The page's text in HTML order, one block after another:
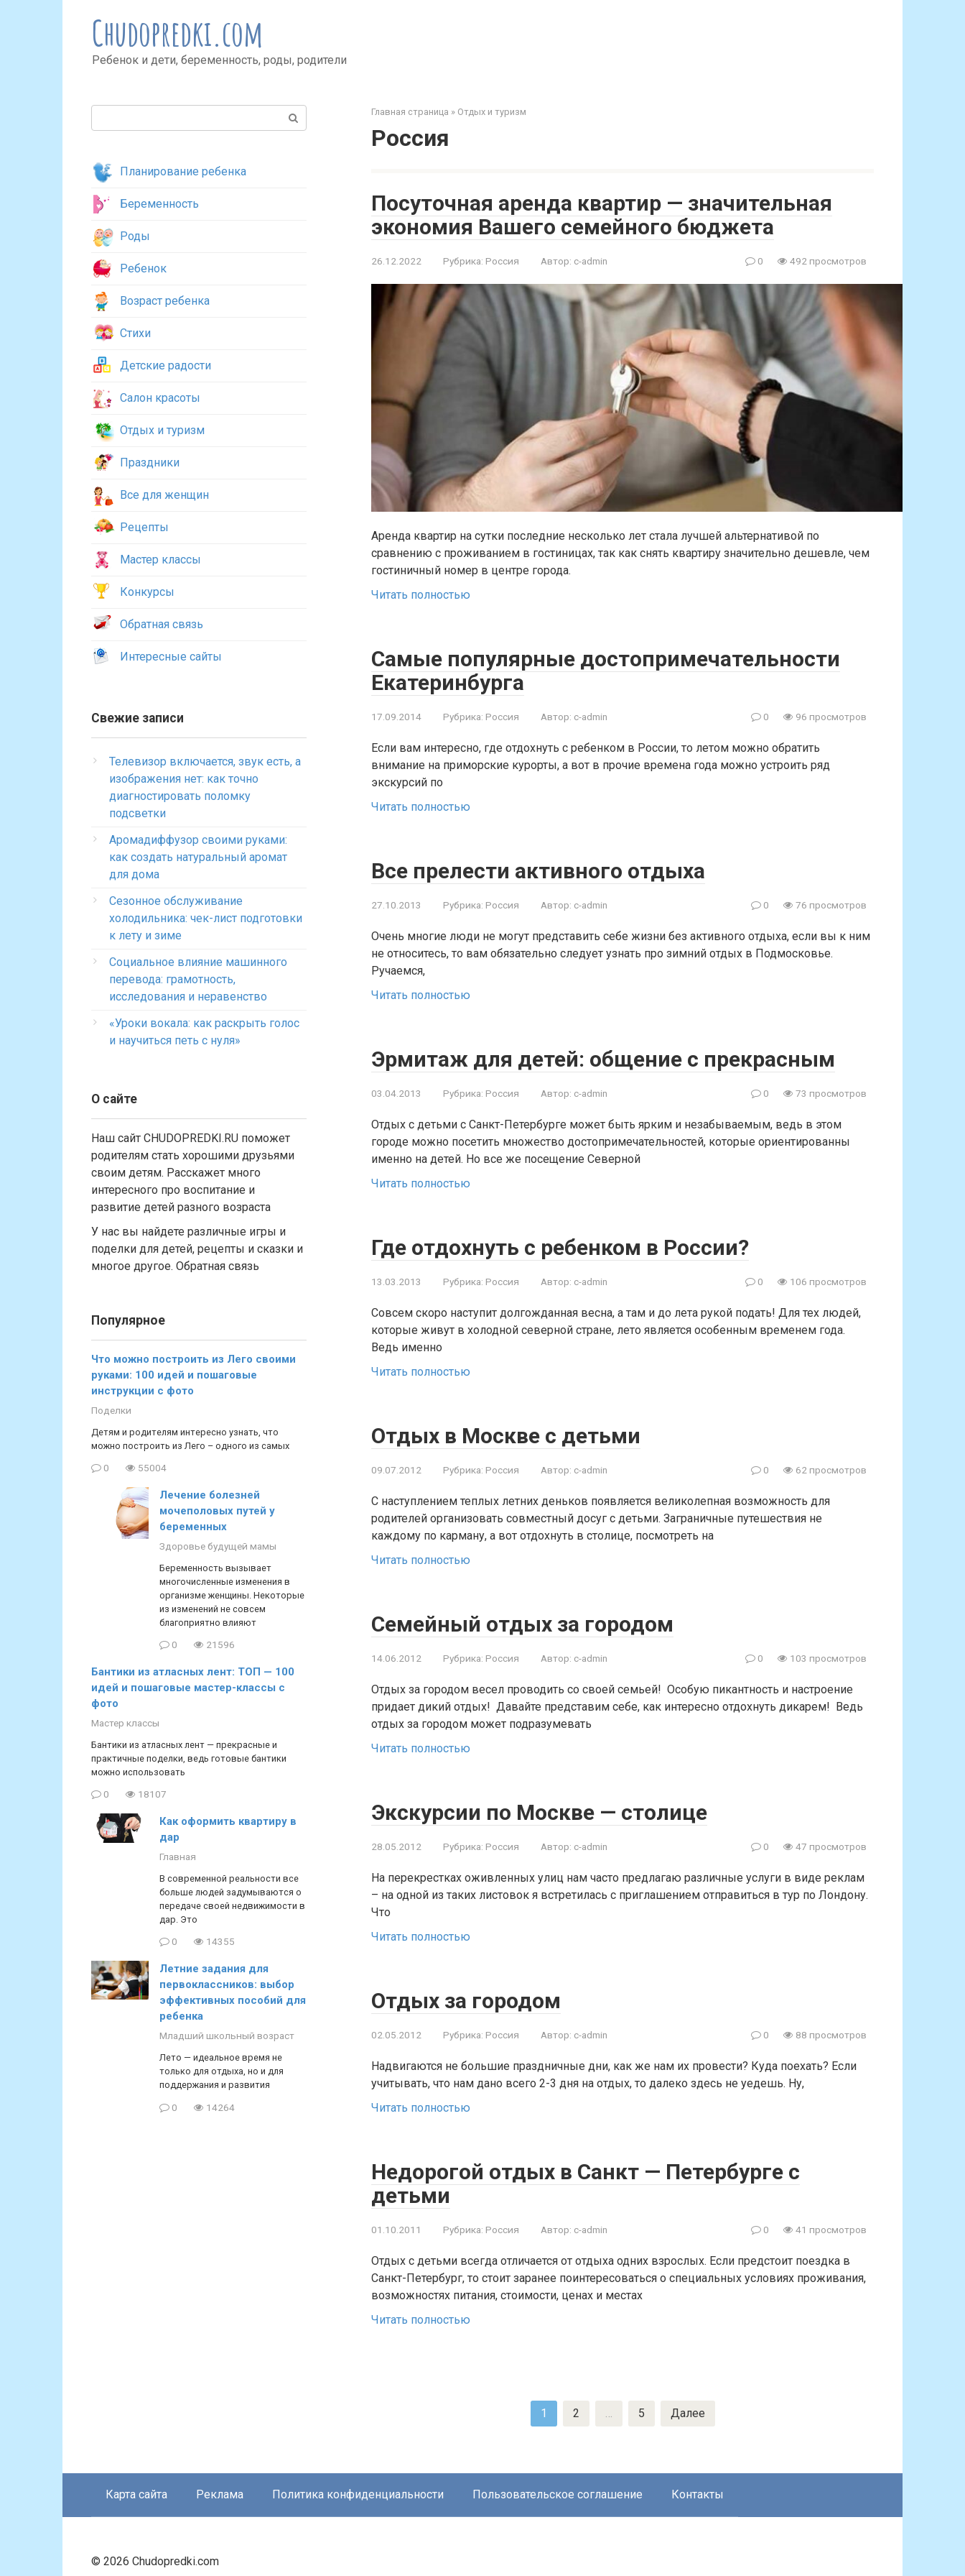
Chudopredki.com
Ребенок и дети, беременность, роды, родители
Главная страница » Отдых и туризм
Россия
Посуточная аренда квартир — значительная
экономия Вашего семейного бюджета
26.12.2022 Рубрика: Россия Автор: c-admin 0 492 просмотров
Аренда квартир на сутки последние несколько лет стала лучшей альтернативой по
сравнению с проживанием в гостиницах, так как снять квартиру значительно дешевле, чем
гостиничный номер в центре города.
Читать полностью
Самые популярные достопримечательности
Екатеринбурга
17.09.2014 Рубрика: Россия Автор: c-admin 0 96 просмотров
Если вам интересно, где отдохнуть с ребенком в России, то летом можно обратить
внимание на приморские курорты, а вот в прочие времена года можно устроить ряд
экскурсий по
Читать полностью
Все прелести активного отдыха
27.10.2013 Рубрика: Россия Автор: c-admin 0 76 просмотров
Очень многие люди не могут представить себе жизни без активного отдыха, если вы к ним
не относитесь, то вам обязательно следует узнать про зимний отдых в Подмосковье.
Ручаемся,
Читать полностью
Эрмитаж для детей: общение с прекрасным
03.04.2013 Рубрика: Россия Автор: c-admin 0 73 просмотров
Отдых с детьми с Санкт-Петербурге может быть ярким и незабываемым, ведь в этом
городе можно посетить множество достопримечательностей, которые ориентированны
именно на детей. Но все же посещение Северной
Читать полностью
Где отдохнуть с ребенком в России?
13.03.2013 Рубрика: Россия Автор: c-admin 0 106 просмотров
Совсем скоро наступит долгожданная весна, а там и до лета рукой подать! Для тех людей,
которые живут в холодной северной стране, лето является особенным временем года.
Ведь именно
Читать полностью
Отдых в Москве с детьми
09.07.2012 Рубрика: Россия Автор: c-admin 0 62 просмотров
С наступлением теплых летних деньков появляется великолепная возможность для
родителей организовать совместный досуг с детьми. Заграничные путешествия не
каждому по карману, а вот отдохнуть в столице, посмотреть на
Читать полностью
Семейный отдых за городом
14.06.2012 Рубрика: Россия Автор: c-admin 0 103 просмотров
Отдых за городом весел проводить со своей семьей! Особую пикантность и настроение
придает дикий отдых! Давайте представим себе, как интересно отдохнуть дикарем! Ведь
отдых за городом может подразумевать
Читать полностью
Экскурсии по Москве — столице
28.05.2012 Рубрика: Россия Автор: c-admin 0 47 просмотров
На перекрестках оживленных улиц нам часто предлагаю различные услуги в виде реклам
– на одной из таких листовок я встретилась с приглашением отправиться в тур по Лондону.
Что
Читать полностью
Отдых за городом
02.05.2012 Рубрика: Россия Автор: c-admin 0 88 просмотров
Надвигаются не большие праздничные дни, как же нам их провести? Куда поехать? Если
учитывать, что нам дано всего 2-3 дня на отдых, то далеко здесь не уедешь. Ну,
Читать полностью
Недорогой отдых в Санкт — Петербурге с
детьми
01.10.2011 Рубрика: Россия Автор: c-admin 0 41 просмотров
Отдых с детьми всегда отличается от отдыха одних взрослых. Если предстоит поездка в
Санкт-Петербург, то стоит заранее поинтересоваться о специальных условиях проживания,
возможностях питания, стоимости, ценах и местах
Читать полностью
1 2 … 5 Далее
Планирование ребенка
Беременность
Роды
Ребенок
Возраст ребенка
Стихи
Детские радости
Салон красоты
Отдых и туризм
Праздники
Все для женщин
Рецепты
Мастер классы
Конкурсы
Обратная связь
Интересные сайты
Свежие записи
Телевизор включается, звук есть, а
изображения нет: как точно
диагностировать поломку
подсветки
Аромадиффузор своими руками:
как создать натуральный аромат
для дома
Сезонное обслуживание
холодильника: чек-лист подготовки
к лету и зиме
Социальное влияние машинного
перевода: грамотность,
исследования и неравенство
«Уроки вокала: как раскрыть голос
и научиться петь с нуля»
О сайте
Наш сайт CHUDOPREDKI.RU поможет
родителям стать хорошими друзьями
своим детям. Расскажет много
интересного про воспитание и
развитие детей разного возраста
У нас вы найдете различные игры и
поделки для детей, рецепты и сказки и
многое другое. Обратная связь
Популярное
Что можно построить из Лего своими
руками: 100 идей и пошаговые
инструкции с фото
Поделки
Детям и родителям интересно узнать, что
можно построить из Лего – одного из самых
0 55004
Лечение болезней
мочеполовых путей у
беременных
Здоровье будущей мамы
Беременность вызывает
многочисленные изменения в
организме женщины. Некоторые
из изменений не совсем
благоприятно влияют
0 21596
Бантики из атласных лент: ТОП — 100
идей и пошаговые мастер-классы с
фото
Мастер классы
Бантики из атласных лент — прекрасные и
практичные поделки, ведь готовые бантики
можно использовать
0 18107
Как оформить квартиру в
дар
Главная
В современной реальности все
больше людей задумываются о
передаче своей недвижимости в
дар. Это
0 14355
Летние задания для
первоклассников: выбор
эффективных пособий для
ребенка
Младший школьный возраст
Лето — идеальное время не
только для отдыха, но и для
поддержания и развития
0 14264
Карта сайта Реклама Политика конфиденциальности Пользовательское соглашение Контакты
© 2026 Chudopredki.com